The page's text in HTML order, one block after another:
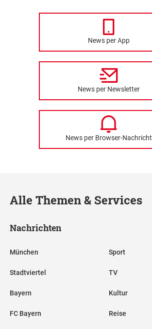
News per App
News per Newsletter
News per Browser-Nachricht
Alle Themen & Services
Nachrichten
München
Stadtviertel
Bayern
FC Bayern
Sport
TV
Kultur
Reise